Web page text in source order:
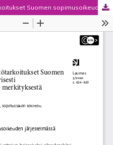
Sopimussakko ja sen käyttötarkoitukset Suomen sopimusoikeudessa – erityisesti painostusfunktiosta ja sen merkityksestä
seurain valtuuskunta.